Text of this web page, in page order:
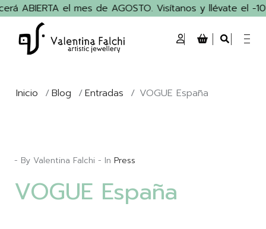
ABIERTA el mes de AGOSTO. Visítanos y llévate el
Inicio /Blog /Entradas / VOGUE España
- By Valentina Falchi - In Press
VOGUE España